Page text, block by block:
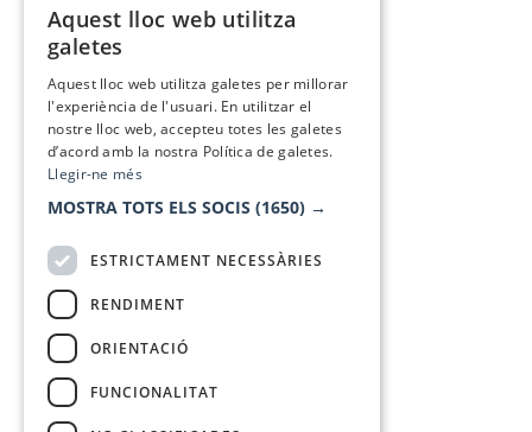
Aquest lloc web utilitza
galetes
Aquest lloc web utilitza galetes per millorar
l'experiència de l'usuari. En utilitzar el
nostre lloc web, accepteu totes les galetes
d’acord amb la nostra Política de galetes.
Llegir-ne més
MOSTRA TOTS ELS SOCIS (1650) →
ESTRICTAMENT NECESSÀRIES
RENDIMENT
ORIENTACIÓ
FUNCIONALITAT